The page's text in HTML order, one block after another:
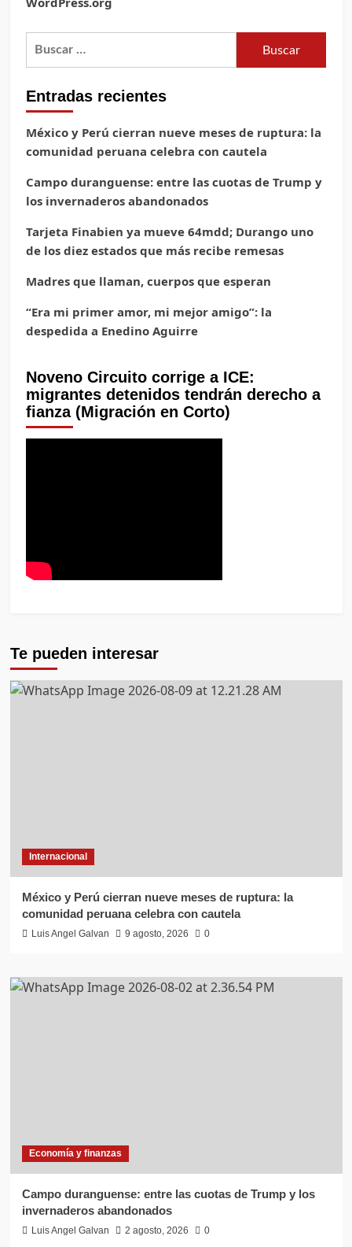
Buscar:
Entradas recientes
México y Perú cierran nueve meses de ruptura: la
comunidad peruana celebra con cautela
Campo duranguense: entre las cuotas de Trump y
los invernaderos abandonados
Tarjeta Finabien ya mueve 64mdd; Durango uno
de los diez estados que más recibe remesas
Madres que llaman, cuerpos que esperan
“Era mi primer amor, mi mejor amigo”: la
despedida a Enedino Aguirre
Noveno Circuito corrige a ICE:
migrantes detenidos tendrán derecho a
fianza (Migración en Corto)
Te pueden interesar
Internacional
México y Perú cierran nueve meses de ruptura: la
comunidad peruana celebra con cautela
Luis Angel Galvan 9 agosto, 2026 0
Economía y finanzas
Campo duranguense: entre las cuotas de Trump y los
invernaderos abandonados
Luis Angel Galvan 2 agosto, 2026 0